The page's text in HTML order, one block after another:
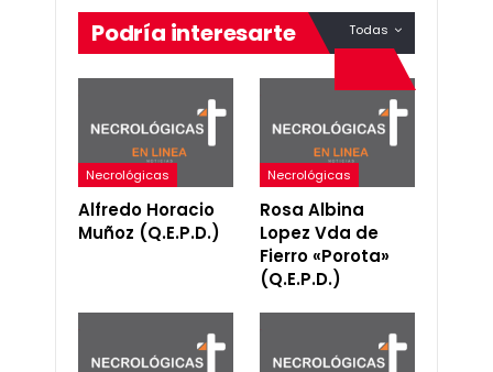
Todas
Podría interesarte
Necrológicas
Alfredo Horacio
Muñoz (Q.E.P.D.)
Necrológicas
Rosa Albina
Lopez Vda de
Fierro «Porota»
(Q.E.P.D.)